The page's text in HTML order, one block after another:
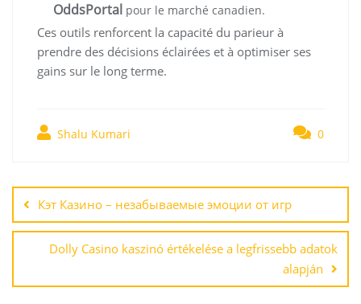
OddsPortal pour le marché canadien.
Ces outils renforcent la capacité du parieur à
prendre des décisions éclairées et à optimiser ses
gains sur le long terme.
Shalu Kumari 0
Кэт Казино – незабываемые эмоции от игр
Dolly Casino kaszinó értékelése a legfrissebb adatok
alapján